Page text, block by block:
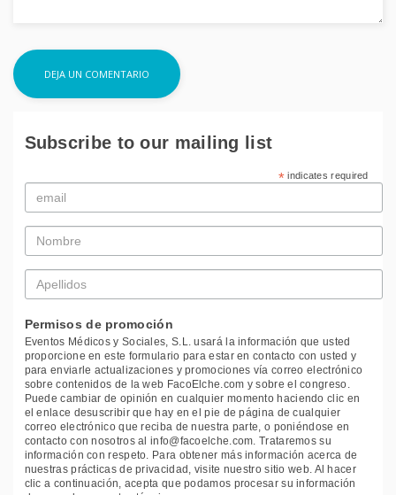
Subscribe to our mailing list
* indicates required
Email
*
Nombre
*
Apellidos
*
Permisos de promoción
Eventos Médicos y Sociales, S.L. usará la información que usted
proporcione en este formulario para estar en contacto con usted y
para enviarle actualizaciones y promociones vía correo electrónico
sobre contenidos de la web FacoElche.com y sobre el congreso.
Puede cambiar de opinión en cualquier momento haciendo clic en
el enlace desuscribir que hay en el pie de página de cualquier
correo electrónico que reciba de nuestra parte, o poniéndose en
contacto con nosotros al info@facoelche.com. Trataremos su
información con respeto. Para obtener más información acerca de
nuestras prácticas de privacidad, visite nuestro sitio web. Al hacer
clic a continuación, acepta que podamos procesar su información